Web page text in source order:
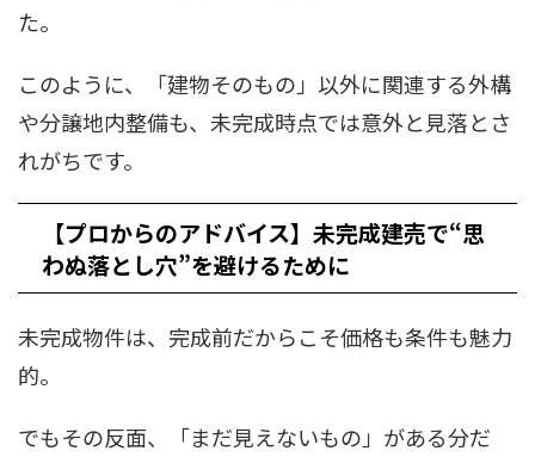
た。
このように、「建物そのもの」以外に関連する外構
や分譲地内整備も、未完成時点では意外と見落とさ
れがちです。
【プロからのアドバイス】未完成建売で“思
わぬ落とし穴”を避けるために
未完成物件は、完成前だからこそ価格も条件も魅力
的。
でもその反面、「まだ見えないもの」がある分だ